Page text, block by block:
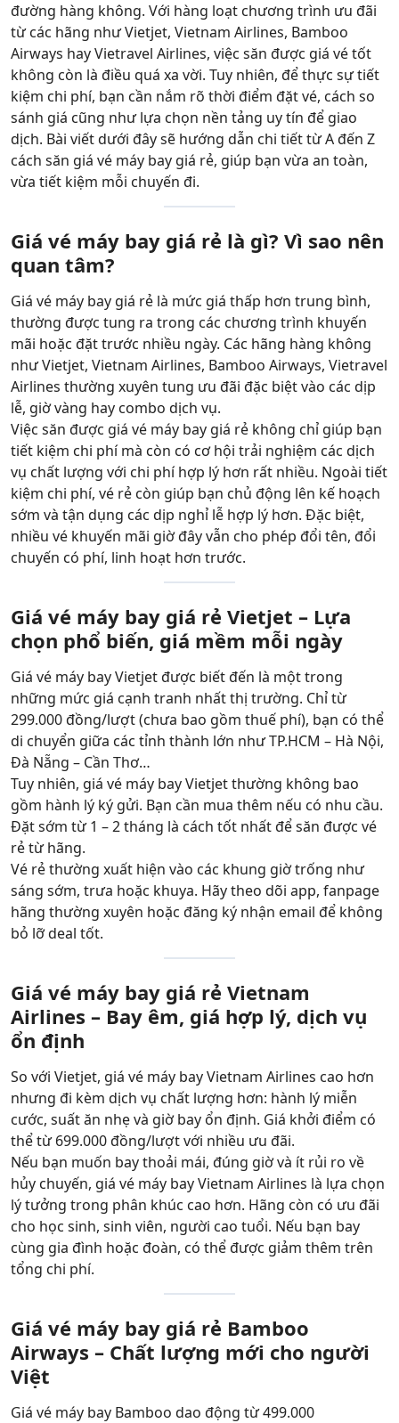
đường hàng không. Với hàng loạt chương trình ưu đãi
từ các hãng như Vietjet, Vietnam Airlines, Bamboo
Airways hay Vietravel Airlines, việc săn được giá vé tốt
không còn là điều quá xa vời. Tuy nhiên, để thực sự tiết
kiệm chi phí, bạn cần nắm rõ thời điểm đặt vé, cách so
sánh giá cũng như lựa chọn nền tảng uy tín để giao
dịch. Bài viết dưới đây sẽ hướng dẫn chi tiết từ A đến Z
cách săn giá vé máy bay giá rẻ, giúp bạn vừa an toàn,
vừa tiết kiệm mỗi chuyến đi.
Giá vé máy bay giá rẻ là gì? Vì sao nên
quan tâm?
Giá vé máy bay giá rẻ là mức giá thấp hơn trung bình,
thường được tung ra trong các chương trình khuyến
mãi hoặc đặt trước nhiều ngày. Các hãng hàng không
như Vietjet, Vietnam Airlines, Bamboo Airways, Vietravel
Airlines thường xuyên tung ưu đãi đặc biệt vào các dịp
lễ, giờ vàng hay combo dịch vụ.
Việc săn được giá vé máy bay giá rẻ không chỉ giúp bạn
tiết kiệm chi phí mà còn có cơ hội trải nghiệm các dịch
vụ chất lượng với chi phí hợp lý hơn rất nhiều. Ngoài tiết
kiệm chi phí, vé rẻ còn giúp bạn chủ động lên kế hoạch
sớm và tận dụng các dịp nghỉ lễ hợp lý hơn. Đặc biệt,
nhiều vé khuyến mãi giờ đây vẫn cho phép đổi tên, đổi
chuyến có phí, linh hoạt hơn trước.
Giá vé máy bay giá rẻ Vietjet – Lựa
chọn phổ biến, giá mềm mỗi ngày
Giá vé máy bay Vietjet được biết đến là một trong
những mức giá cạnh tranh nhất thị trường. Chỉ từ
299.000 đồng/lượt (chưa bao gồm thuế phí), bạn có thể
di chuyển giữa các tỉnh thành lớn như TP.HCM – Hà Nội,
Đà Nẵng – Cần Thơ…
Tuy nhiên, giá vé máy bay Vietjet thường không bao
gồm hành lý ký gửi. Bạn cần mua thêm nếu có nhu cầu.
Đặt sớm từ 1 – 2 tháng là cách tốt nhất để săn được vé
rẻ từ hãng.
Vé rẻ thường xuất hiện vào các khung giờ trống như
sáng sớm, trưa hoặc khuya. Hãy theo dõi app, fanpage
hãng thường xuyên hoặc đăng ký nhận email để không
bỏ lỡ deal tốt.
Giá vé máy bay giá rẻ Vietnam
Airlines – Bay êm, giá hợp lý, dịch vụ
ổn định
So với Vietjet, giá vé máy bay Vietnam Airlines cao hơn
nhưng đi kèm dịch vụ chất lượng hơn: hành lý miễn
cước, suất ăn nhẹ và giờ bay ổn định. Giá khởi điểm có
thể từ 699.000 đồng/lượt với nhiều ưu đãi.
Nếu bạn muốn bay thoải mái, đúng giờ và ít rủi ro về
hủy chuyến, giá vé máy bay Vietnam Airlines là lựa chọn
lý tưởng trong phân khúc cao hơn. Hãng còn có ưu đãi
cho học sinh, sinh viên, người cao tuổi. Nếu bạn bay
cùng gia đình hoặc đoàn, có thể được giảm thêm trên
tổng chi phí.
Giá vé máy bay giá rẻ Bamboo
Airways – Chất lượng mới cho người
Việt
Giá vé máy bay Bamboo dao động từ 499.000